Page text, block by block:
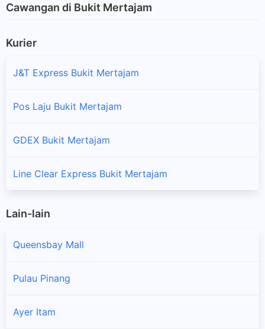
Cawangan di Bukit Mertajam
Kurier
J&T Express Bukit Mertajam
Pos Laju Bukit Mertajam
GDEX Bukit Mertajam
Line Clear Express Bukit Mertajam
Lain-lain
Queensbay Mall
Pulau Pinang
Ayer Itam